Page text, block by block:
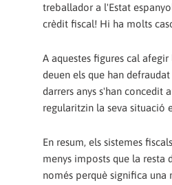
treballador a l'Estat
crèdit fiscal! Hi ha molts
A aquestes figures cal
deuen els que han
darrers anys s'han concedit
regularitzin la seva situació
En resum, els sistemes
menys imposts que la resta
només perquè significa